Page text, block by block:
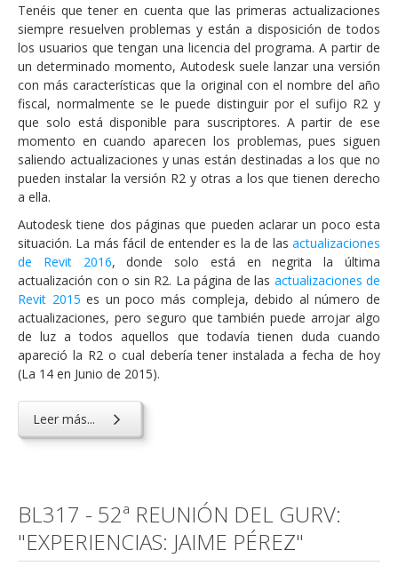
Tenéis que tener en cuenta que las primeras actualizaciones
siempre resuelven problemas y están a disposición de todos
los usuarios que tengan una licencia del programa. A partir de
un determinado momento, Autodesk suele lanzar una versión
con más características que la original con el nombre del año
fiscal, normalmente se le puede distinguir por el sufijo R2 y
que solo está disponible para suscriptores. A partir de ese
momento en cuando aparecen los problemas, pues siguen
saliendo actualizaciones y unas están destinadas a los que no
pueden instalar la versión R2 y otras a los que tienen derecho
a ella.
Autodesk tiene dos páginas que pueden aclarar un poco esta
situación. La más fácil de entender es la de las actualizaciones
de Revit 2016, donde solo está en negrita la última
actualización con o sin R2. La página de las actualizaciones de
Revit 2015 es un poco más compleja, debido al número de
actualizaciones, pero seguro que también puede arrojar algo
de luz a todos aquellos que todavía tienen duda cuando
apareció la R2 o cual debería tener instalada a fecha de hoy
(La 14 en Junio de 2015).
Leer más...
BL317 - 52ª REUNIÓN DEL GURV:
"EXPERIENCIAS: JAIME PÉREZ"